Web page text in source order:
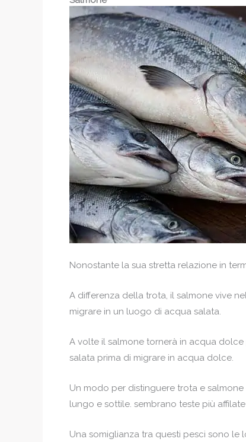
Nonostante la sua stretta relazione in
A differenza della trota, il salmone vive
migrare in un luogo di acqua salata.
A volte il salmone tornerà in acqua
salata prima di migrare in acqua dolce.
Un modo per distinguere trota e
lungo e sottile. sembrano teste più
Una somiglianza tra questi pesci sono